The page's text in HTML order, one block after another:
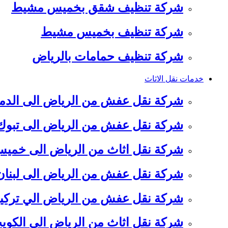
شركة تنظيف شقق بخميس مشيط
شركة تنظيف بخميس مشيط
شركة تنظيف حمامات بالرياض
خدمات نقل الاثاث
شركة نقل عفش من الرياض الى
شركة نقل عفش من الرياض الى
شركة نقل اثاث من الرياض الى
شركة نقل عفش من الرياض الى
شركة نقل عفش من الرياض الي
شركة نقل اثاث من الرياض الي